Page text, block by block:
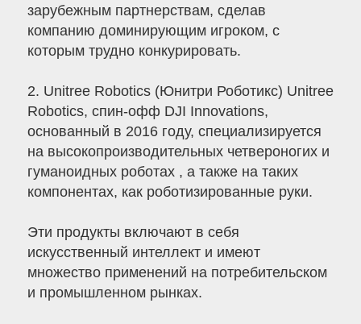
зарубежным партнерствам, сделав
компанию доминирующим игроком, с
которым трудно конкурировать.
2. Unitree Robotics (Юнитри Роботикс) Unitree
Robotics, спин-офф DJI Innovations,
основанный в 2016 году, специализируется
на высокопроизводительных четвероногих и
гуманоидных роботах , а также на таких
компонентах, как роботизированные руки.
Эти продукты включают в себя
искусственный интеллект и имеют
множество применений на потребительском
и промышленном рынках.